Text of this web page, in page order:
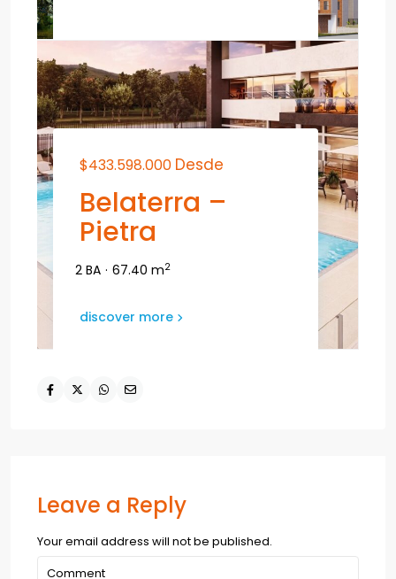
$433.598.000 Desde
Belaterra –
Pietra
2 BA · 67.40 m2
discover more
Leave a Reply
Your email address will not be published.